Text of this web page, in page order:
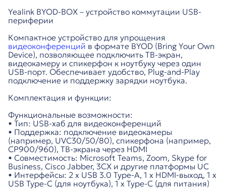
Yealink BYOD-BOX – устройство коммутации USB-
периферии
Компактное устройство для упрощения
видеоконференций в формате BYOD (Bring Your Own
Device), позволяющее подключить ТВ-экран,
видеокамеру и спикерфон к ноутбуку через один
USB-порт. Обеспечивает удобство, Plug-and-Play
подключение и поддержку зарядки ноутбука.
Комплектация и функции:
Функциональные возможности:
• Тип: USB-хаб для видеоконференций
• Поддержка: подключение видеокамеры
(например, UVC30/50/80), спикерфона (например,
CP900/960), ТВ-экрана через HDMI
• Совместимость: Microsoft Teams, Zoom, Skype for
Business, Cisco Jabber, 3CX и другие платформы UC
• Интерфейсы: 2 x USB 3.0 Type-A, 1 x HDMI-выход, 1 x
USB Type-C (для ноутбука), 1 x Type-C (для питания)